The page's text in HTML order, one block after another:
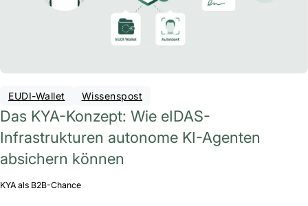
EUDI-Wallet Wissenspost
Das KYA-Konzept: Wie eIDAS-
Infrastrukturen autonome KI-Agenten
absichern können
KYA als B2B-Chance